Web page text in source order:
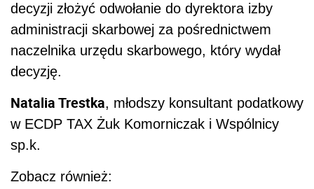
decyzji złożyć odwołanie do dyrektora izby
administracji skarbowej za pośrednictwem
naczelnika urzędu skarbowego, który wydał
decyzję.
Natalia Trestka, młodszy konsultant podatkowy
w ECDP TAX Żuk Komorniczak i Wspólnicy
sp.k.
Zobacz również: